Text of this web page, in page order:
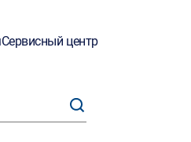
Сервисный центр